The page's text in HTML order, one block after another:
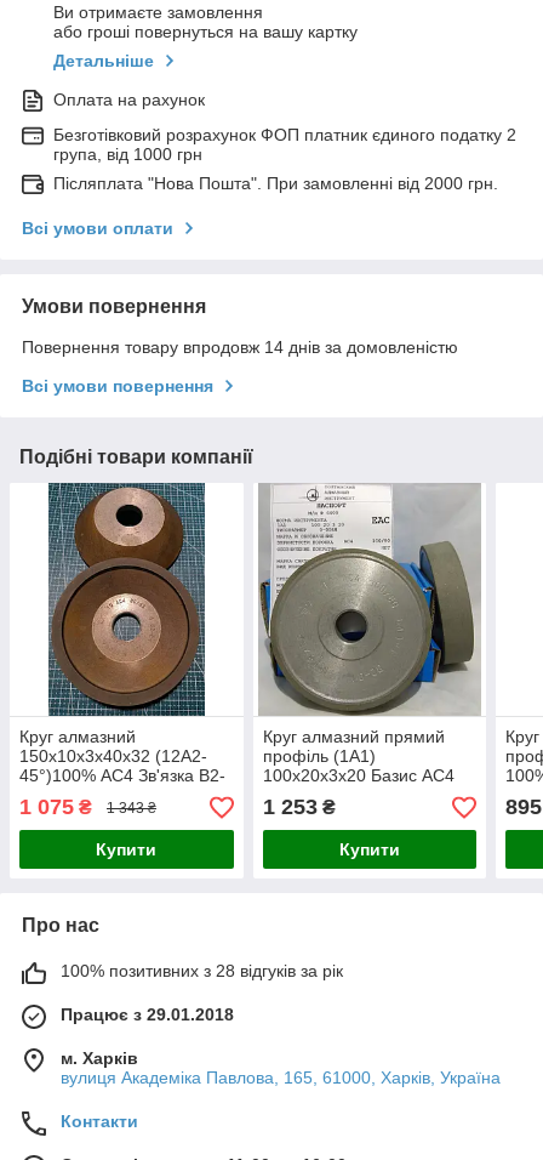
Ви отримаєте замовлення
або гроші повернуться на вашу картку
Детальніше
Оплата на рахунок
Безготівковий розрахунок ФОП платник єдиного податку 2
група, від 1000 грн
Післяплата "Нова Пошта". При замовленні від 2000 грн.
Всі умови оплати
Умови повернення
Повернення товару впродовж 14 днів за домовленістю
Всі умови повернення
Подібні товари компанії
Круг алмазний
150х10х3х40х32 (12А2-
45°)100% АС4 Зв'язка В2-
01
1 075 ₴ 1 343 ₴
Купити
Круг алмазний прямий
профіль (1А1)
100х20х3х20 Базис АС4
Зв'язка В2-01
1 253₴
Купити
895
Про нас
100% позитивних з 28 відгуків за рік
Працює з 29.01.2018
м. Харків
вулиця Академіка Павлова, 165, 61000, Харків, Україна
Контакти